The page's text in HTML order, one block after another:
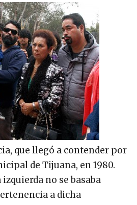
que llegó a contender por
de Tijuana, en 1980.
no se basaba
a dicha